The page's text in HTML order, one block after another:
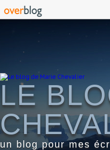
LE
un blog pour mes